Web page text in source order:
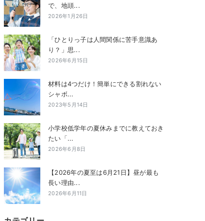
で、地頭...
2026年1月26日
「ひとりっ子は人間関係に苦手意識あ
り？」思...
2026年6月15日
材料は4つだけ！簡単にできる割れない
シャボ...
2023年5月14日
小学校低学年の夏休みまでに教えておき
たい「...
2026年6月8日
【2026年の夏至は6月21日】昼が最も
長い理由...
2026年6月11日